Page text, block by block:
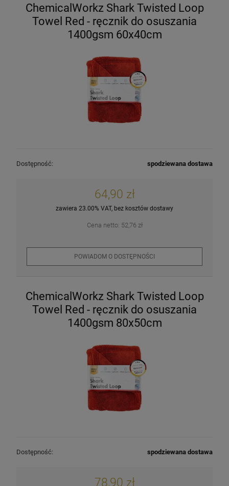
ChemicalWorkz Shark Twisted Loop
Towel Red - ręcznik do osuszania
1400gsm 60x40cm
Dostępność: spodziewana dostawa
64,90 zł
zawiera 23.00% VAT, bez kosztów dostawy
Cena netto: 52,76 zł
POWIADOM O DOSTĘPNOŚCI
ChemicalWorkz Shark Twisted Loop
Towel Red - ręcznik do osuszania
1400gsm 80x50cm
Dostępność: spodziewana dostawa
78,90 zł